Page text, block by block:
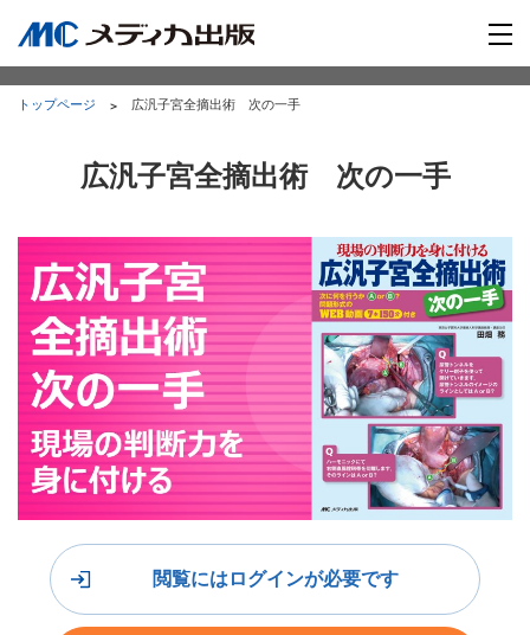
トップページ 広汎子宮全摘出術 次の一手
広汎子宮全摘出術 次の一手
閲覧にはログインが必要です